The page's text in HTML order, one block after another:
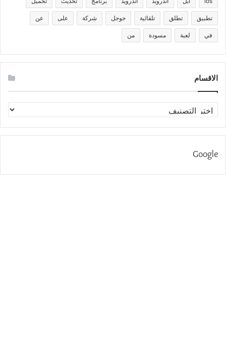
تطبيق تطلق تلقائية جوجل شركة على عن
في لعبة مسودة من
الاقسام
الاقسام
Google